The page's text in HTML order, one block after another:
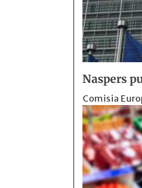
Naspers
Comisia